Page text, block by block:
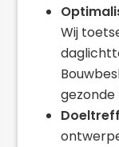
Wij
gezonde